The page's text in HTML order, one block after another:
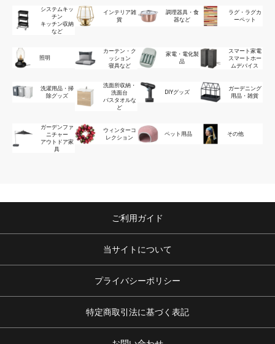
システムキッ
チン
キッチン収納
など
インテリア雑
貨
調理器具・食
器など
ラグ・ラグカ
ーペット
照明
カーテン・ク
ッション
寝具など
家電・電化製
品
スマート家電
スマートホー
ムデバイス
洗濯用品・掃
除グッズ
洗面所収納・
洗面台
バスタオルな
ど
DIYグッズ
ガーデニング
用品・雑貨
ガーデンファ
ニチャー
アウトドア家
具
ウィンターコ
レクション
ペット用品 その他
ご利用ガイド
当サイトについて
プライバシーポリシー
特定商取引法に基づく表記